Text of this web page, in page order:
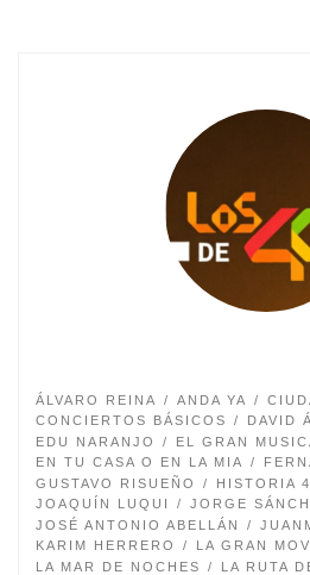
ÁLVARO REINA ANDA YA
CONCIERTOS BÁSICOS
DAVID
EDU NARANJO
EL GRAN
EN TU CASA O EN LA MIA
GUSTAVO RISUEÑO
HISTORIA
JOAQUÍN LUQUI
JORGE
JOSÉ ANTONIO ABELLÁN
KARIM HERRERO
LA GRAN
LA MAR DE NOCHES
LA RUTA